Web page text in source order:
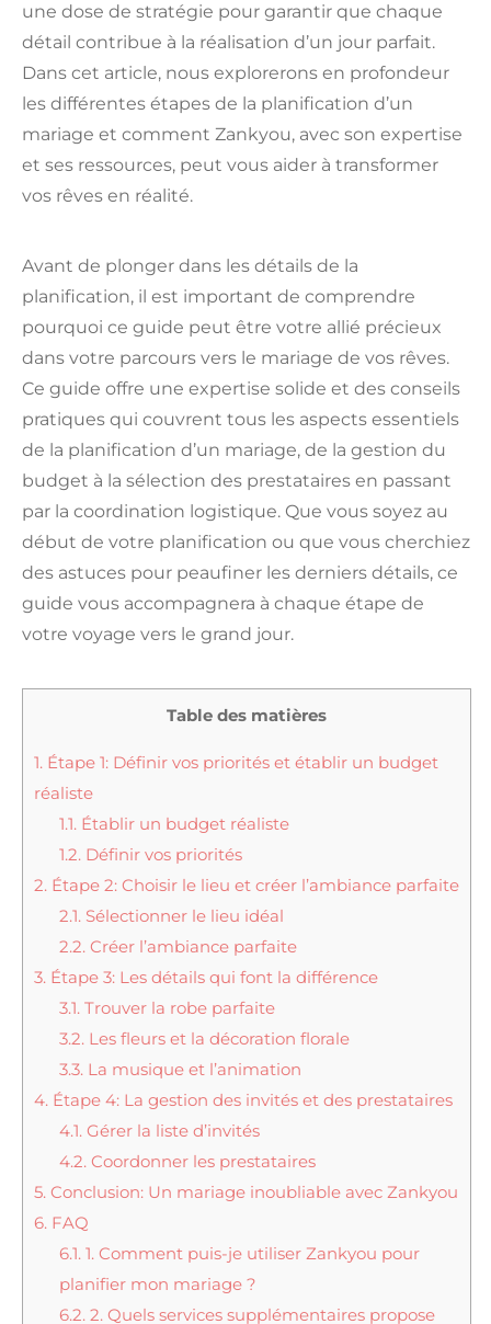
une dose de stratégie pour garantir que chaque
détail contribue à la réalisation d’un jour parfait.
Dans cet article, nous explorerons en profondeur
les différentes étapes de la planification d’un
mariage et comment Zankyou, avec son expertise
et ses ressources, peut vous aider à transformer
vos rêves en réalité.
Avant de plonger dans les détails de la
planification, il est important de comprendre
pourquoi ce guide peut être votre allié précieux
dans votre parcours vers le mariage de vos rêves.
Ce guide offre une expertise solide et des conseils
pratiques qui couvrent tous les aspects essentiels
de la planification d’un mariage, de la gestion du
budget à la sélection des prestataires en passant
par la coordination logistique. Que vous soyez au
début de votre planification ou que vous cherchiez
des astuces pour peaufiner les derniers détails, ce
guide vous accompagnera à chaque étape de
votre voyage vers le grand jour.
Table des matières
1. Étape 1: Définir vos priorités et établir un budget
réaliste
1.1.Établir un budget réaliste
1.2.Définir vos priorités
2. Étape 2: Choisir le lieu et créer l’ambiance parfaite
2.1.Sélectionner le lieu idéal
2.2.Créer l’ambiance parfaite
3. Étape 3: Les détails qui font la différence
3.1.Trouver la robe parfaite
3.2.Les fleurs et la décoration florale
3.3.La musique et l’animation
4. Étape 4: La gestion des invités et des prestataires
4.1.Gérer la liste d’invités
4.2.Coordonner les prestataires
5. Conclusion: Un mariage inoubliable avec Zankyou
6. FAQ
6.1.1. Comment puis-je utiliser Zankyou pour
planifier mon mariage ?
6.2.2. Quels services supplémentaires propose